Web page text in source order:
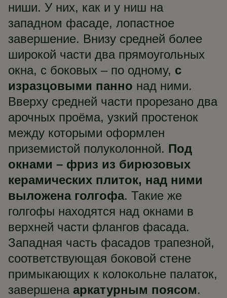
ниши. У них, как и у ниш на
западном фасаде, лопастное
завершение. Внизу средней более
широкой части два прямоугольных
окна, с боковых – по одному, с
изразцовыми панно над ними.
Вверху средней части прорезано два
арочных проёма, узкий простенок
между которыми оформлен
приземистой полуколонной. Под
окнами – фриз из бирюзовых
керамических плиток, над ними
выложена голгофа. Такие же
голгофы находятся над окнами в
верхней части флангов фасада.
Западная часть фасадов трапезной,
соответствующая боковой стене
примыкающих к колокольне палаток,
завершена аркатурным поясом.